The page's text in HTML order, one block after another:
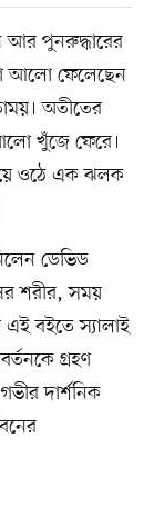
আর পুনরুদ্ধারের
আলো ফেলেছেন
অতীতের
খুঁজে ফেরে।
হয়ে ওঠে এক ঝলক
ডেভিড
শরীর, সময়
এই বইতে স্যালাই
গ্রহণ
দার্শনিক